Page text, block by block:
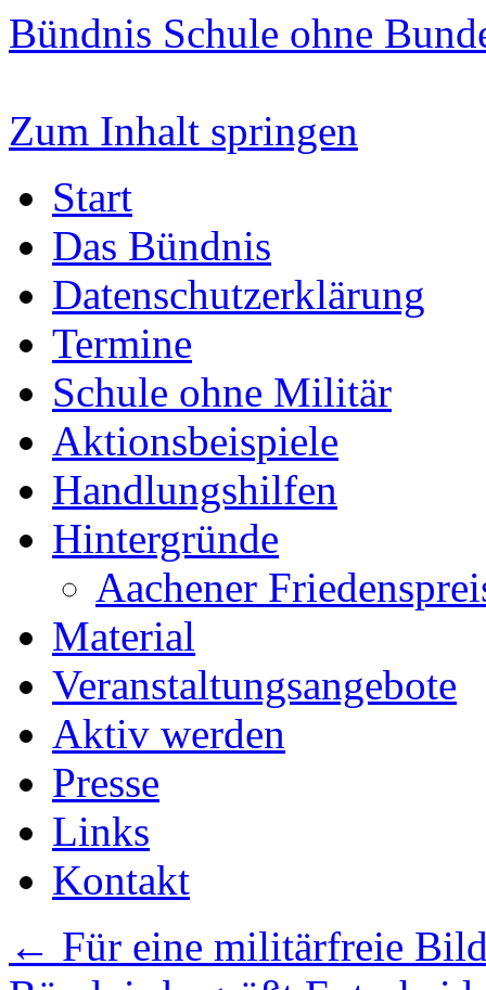
Bündnis Schule ohne
Zum Inhalt springen
Start
Das Bündnis
Datenschutzerklärung
Termine
Schule ohne Militär
Aktionsbeispiele
Handlungshilfen
Hintergründe
Aachener
Material
Veranstaltungsangebote
Aktiv werden
Presse
Links
Kontakt
← Für eine militärfreie